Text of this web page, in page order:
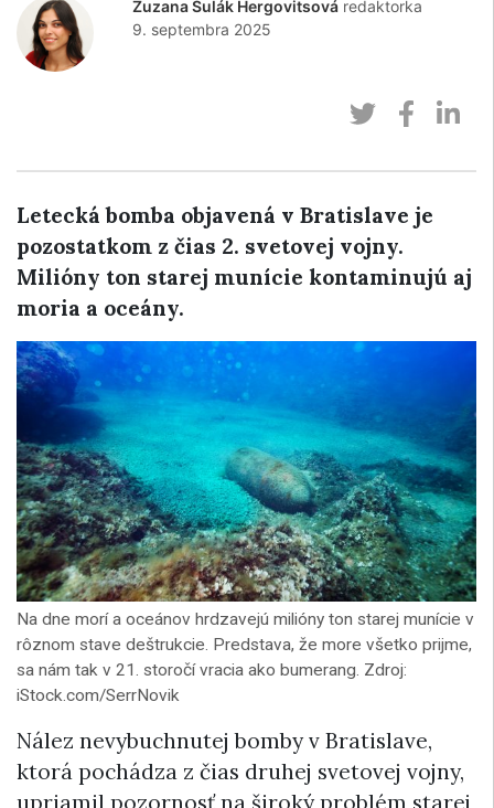
Zuzana Šulák Hergovitsová redaktorka
9. septembra 2025
Letecká bomba objavená v Bratislave je
pozostatkom z čias 2. svetovej vojny.
Milióny ton starej munície kontaminujú aj
moria a oceány.
Na dne morí a oceánov hrdzavejú milióny ton starej munície v
rôznom stave deštrukcie. Predstava, že more všetko prijme,
sa nám tak v 21. storočí vracia ako bumerang. Zdroj:
iStock.com/SerrNovik
Nález nevybuchnutej bomby v Bratislave,
ktorá pochádza z čias druhej svetovej vojny,